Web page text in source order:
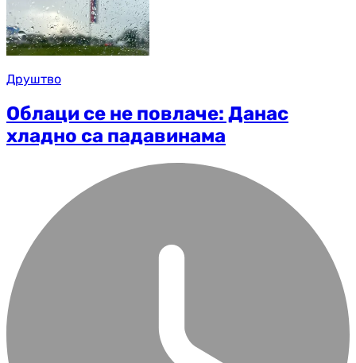
Друштво
Облаци се не повлаче: Данас
хладно са падавинама